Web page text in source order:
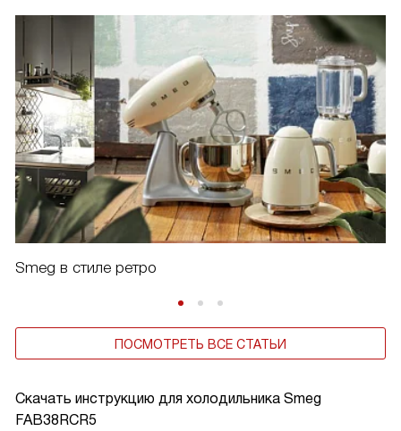
Скачать инструкцию для холодильника Smeg
FAB38RCR5
Smeg в стиле ретро
ПОСМОТРЕТЬ ВСЕ СТАТЬИ